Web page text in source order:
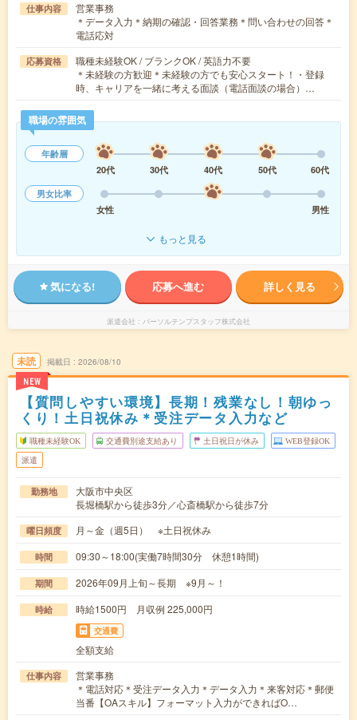
仕事内容
営業事務
＊データ入力＊納期の確認・回答業務＊問い合わせの回答＊
電話応対
応募資格
職種未経験OK / ブランクOK / 英語力不要
＊未経験の方歓迎＊未経験の方でも安心スタート！・登録
時、キャリアを一緒に考える面談（電話面談の場合）…
職場の雰囲気
年齢層
20代
30代 40代 50代
60代
男女比率
女性
男性
もっと見る
気になる! 応募へ進む 詳しく見る
派遣会社 パーソルテンプスタッフ株式会社
未読
NEW
掲載日 2026/08/10
【質問しやすい環境】長期！残業なし！朝ゆっ
くり！土日祝休み＊受注データ入力など
職種未経験OK 交通費別途支給あり 土日祝日が休み WEB登録OK
派遣
勤務地
大阪市中央区
長堀橋駅から徒歩3分／心斎橋駅から徒歩7分
曜日頻度 月～金（週5日） ※土日祝休み
時間 09:30～18:00(実働7時間30分 休憩1時間)
期間 2026年09月上旬～長期 ※9月～！
時給 時給1500円 月収例 225,000円
交通費
全額支給
仕事内容
営業事務
＊電話対応＊受注データ入力＊データ入力＊来客対応＊郵便
当番【OAスキル】フォーマット入力ができればO…